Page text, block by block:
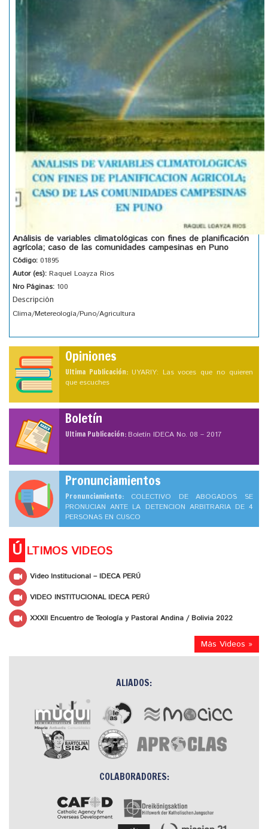
Análisis de variables climatológicas con fines de planificación
agrícola; caso de las comunidades campesinas en Puno
Código: 01895
Autor (es): Raquel Loayza Rios
Nro Páginas: 100
Descripción
Clima/Metereología/Puno/Agricultura
Opiniones
Ultima Publicación: UYARIY: Las voces que no quieren
que escuches
Boletín
Ultima Publicación:Boletín IDECA No. 08 – 2017
Pronunciamientos
Pronunciamiento: COLECTIVO DE ABOGADOS SE
PRONUCIAN ANTE LA DETENCION ARBITRARIA DE 4
PERSONAS EN CUSCO
Ú LTIMOS VIDEOS
Video Institucional – IDECA PERÚ
VIDEO INSTITUCIONAL IDECA PERÚ
XXXII Encuentro de Teología y Pastoral Andina / Bolivia 2022
Más Videos »
ALIADOS:
COLABORADORES: